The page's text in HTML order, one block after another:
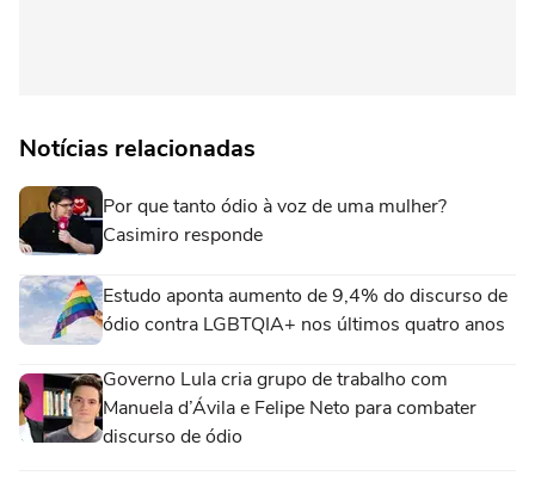
Notícias relacionadas
Por que tanto ódio à voz de uma mulher?
Casimiro responde
Estudo aponta aumento de 9,4% do discurso de
ódio contra LGBTQIA+ nos últimos quatro anos
Governo Lula cria grupo de trabalho com
Manuela d’Ávila e Felipe Neto para combater
discurso de ódio